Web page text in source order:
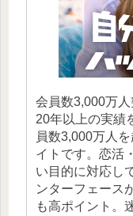
会員数3,000万
20年以上の実績
員数3,000万人
イトです。恋活
い目的に対応し
ンターフェース
も高ポイント。